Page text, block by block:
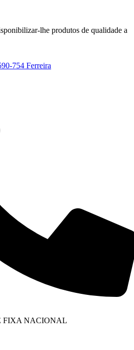
lhe produtos de qualidade a
754 Ferreira
FIXA NACIONAL